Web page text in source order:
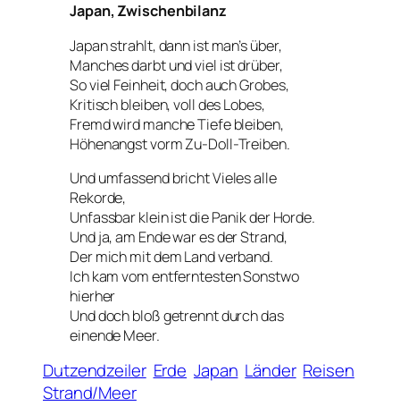
Japan, Zwischenbilanz
Japan strahlt, dann ist man’s über,
Manches darbt und viel ist drüber,
So viel Feinheit, doch auch Grobes,
Kritisch bleiben, voll des Lobes,
Fremd wird manche Tiefe bleiben,
Höhenangst vorm Zu-Doll-Treiben.
Und umfassend bricht Vieles alle
Rekorde,
Unfassbar klein ist die Panik der Horde.
Und ja, am Ende war es der Strand,
Der mich mit dem Land verband.
Ich kam vom entferntesten Sonstwo
hierher
Und doch bloß getrennt durch das
einende Meer.
Dutzendzeiler Erde Japan Länder Reisen
Strand/Meer